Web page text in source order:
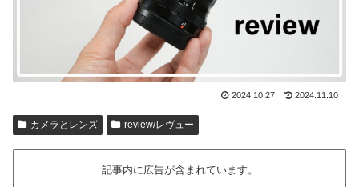
2024.10.27 2024.11.10
カメラとレンズ review/レヴュー
記事内に広告が含まれています。